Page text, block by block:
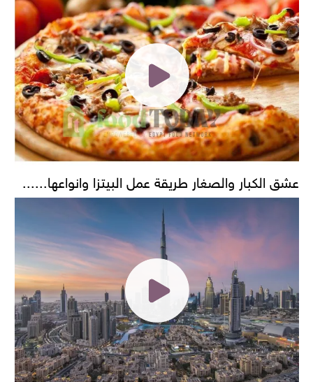
عشق الكبار والصغار طريقة عمل البيتزا وانواعها......